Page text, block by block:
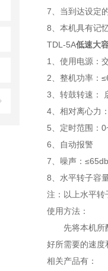
7、当到达设定
8、本机具有记
TDL-5A低速大
1、使用电源：
2、整机功率：
3、转鼓转速：
4、相对离心力
5、定时范围：
6、自动报警
7、噪声：≤65db
8、水平转子容
注：以上水平转
使用方法：
先将本机所
好所需要的速度
相关产品有：